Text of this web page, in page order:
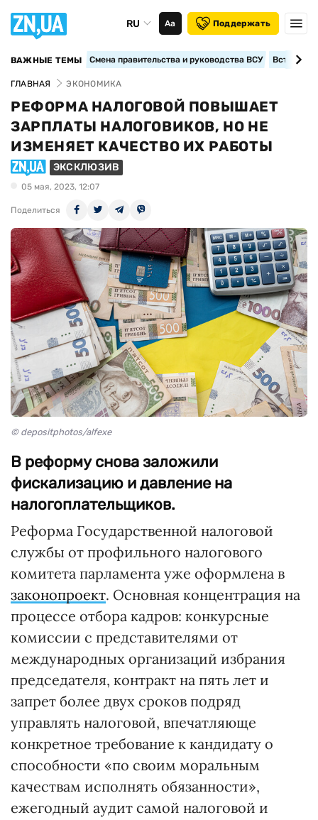
RU Аа Поддержать
ВАЖНЫЕ ТЕМЫ Смена правительства и руководства ВСУ
ГЛАВНАЯ ЭКОНОМИКА
РЕФОРМА НАЛОГОВОЙ ПОВЫШАЕТ
ЗАРПЛАТЫ НАЛОГОВИКОВ, НО НЕ
ИЗМЕНЯЕТ КАЧЕСТВО ИХ РАБОТЫ
ЭКСКЛЮЗИВ
05 мая, 2023, 12:07
Поделиться
© depositphotos/alfexe
В реформу снова заложили
фискализацию и давление на
налогоплательщиков.
Реформа Государственной налоговой
службы от профильного налогового
комитета парламента уже оформлена в
законопроект. Основная концентрация на
процессе отбора кадров: конкурсные
комиссии с представителями от
международных организаций избрания
председателя, контракт на пять лет и
запрет более двух сроков подряд
управлять налоговой, впечатляюще
конкретное требование к кандидату о
способности «по своим моральным
качествам исполнять обязанности»,
ежегодный аудит самой налоговой и